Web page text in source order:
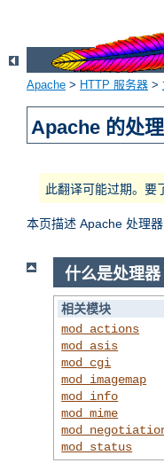
Apache > HTTP 服务器 >
Apache 的处
此翻译可能过期。要
本页描述 Apache 处理器
什么是处理器
相关模块
mod_actions
mod_asis
mod_cgi
mod_imagemap
mod_info
mod_mime
mod_status